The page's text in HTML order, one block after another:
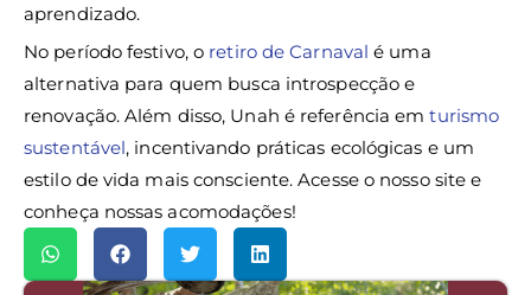
aprendizado.
No período festivo, o retiro de Carnaval é uma
alternativa para quem busca introspecção e
renovação. Além disso, Unah é referência emturismo
sustentável, incentivando práticas ecológicas e um
estilo de vida mais consciente. Acesse o nosso site e
conheça nossas acomodações!